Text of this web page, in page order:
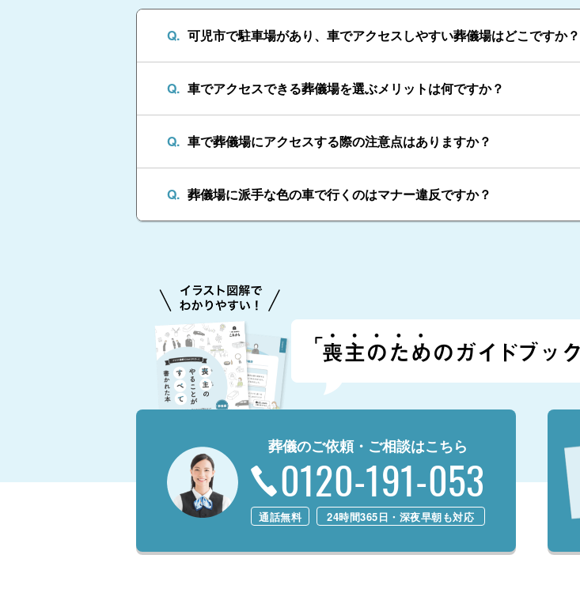
可児市で駐車場があり、車でアクセスしやすい葬儀場はどこですか？
車でアクセスできる葬儀場を選ぶメリットは何ですか？
車で葬儀場にアクセスする際の注意点はありますか？
葬儀場に派手な色の車で行くのはマナー違反ですか？
葬儀のご依頼・ご相談はこちら
0120-191-053
通話無料 24時間365日・深夜早朝も対応